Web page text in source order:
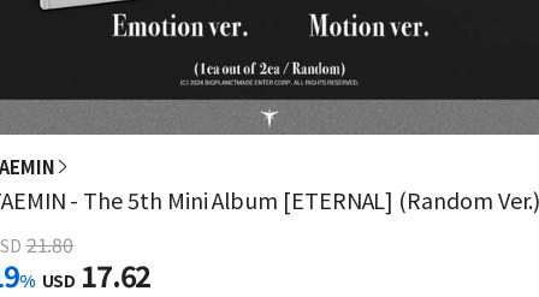
- The 5th Mini Album [ETERNAL] (Random
21.80
% USD 17.62